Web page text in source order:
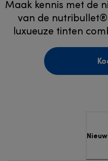
Maak kennis met de
van de nutribullet®
luxueuze tinten